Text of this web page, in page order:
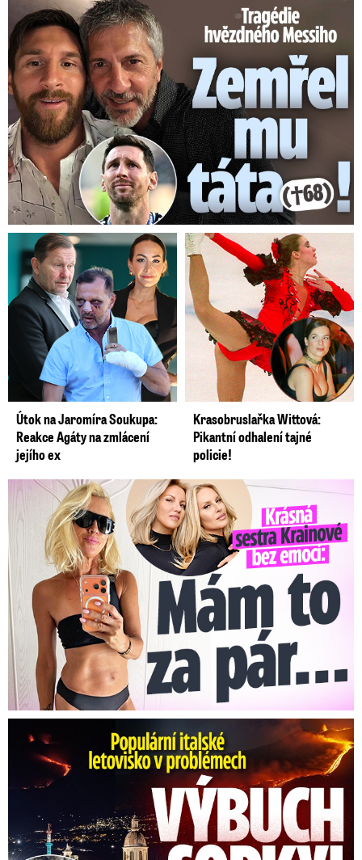
Tragédie hvězdného Messiho: Zemřel mu táta (†68)!
Útok na Jaromíra Soukupa:
Reakce Agáty na zmlácení
jejího ex
Krasobruslařka Wittová:
Pikantní odhalení tajné
policie!
Krásná sestra Krainové bez emocí: Mám to za pár…
Erupce sicilské sopky Etny: Ruší desítky letů